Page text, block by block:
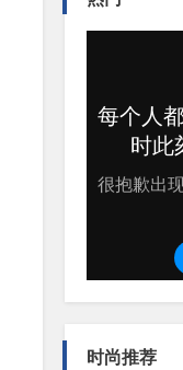
时尚推荐